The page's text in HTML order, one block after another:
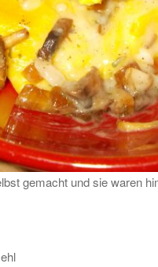
gemacht und sie waren